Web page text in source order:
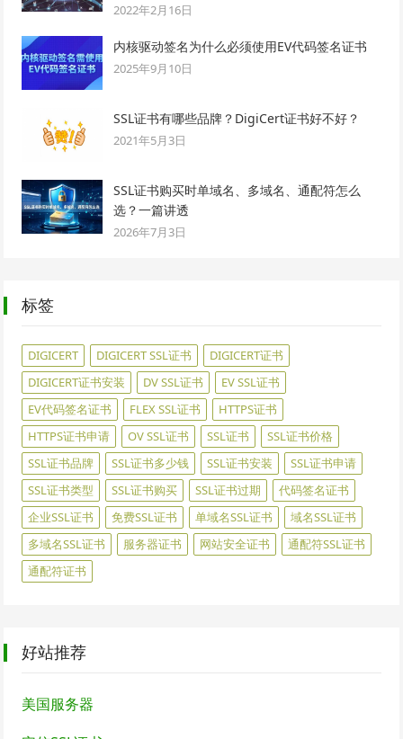
2022年2月16日
内核驱动签名为什么必须使用EV代码签名证书
2025年9月10日
SSL证书有哪些品牌？DigiCert证书好不好？
2021年5月3日
SSL证书购买时单域名、多域名、通配符怎么
选？一篇讲透
2026年7月3日
标签
DIGICERT DIGICERT SSL证书
DIGICERT证书
DIGICERT证书安装
DV SSL证书
EV SSL证书
EV代码签名证书
FLEX SSL证书
HTTPS证书
HTTPS证书申请
OV SSL证书 SSL证书
SSL证书价格
SSL证书品牌
SSL证书多少钱 SSL证书安装
SSL证书申请
SSL证书类型
SSL证书购买 SSL证书过期
代码签名证书
企业SSL证书
免费SSL证书 单域名SSL证书
域名SSL证书
多域名SSL证书
服务器证书 网站安全证书
通配符SSL证书
通配符证书
好站推荐
美国服务器